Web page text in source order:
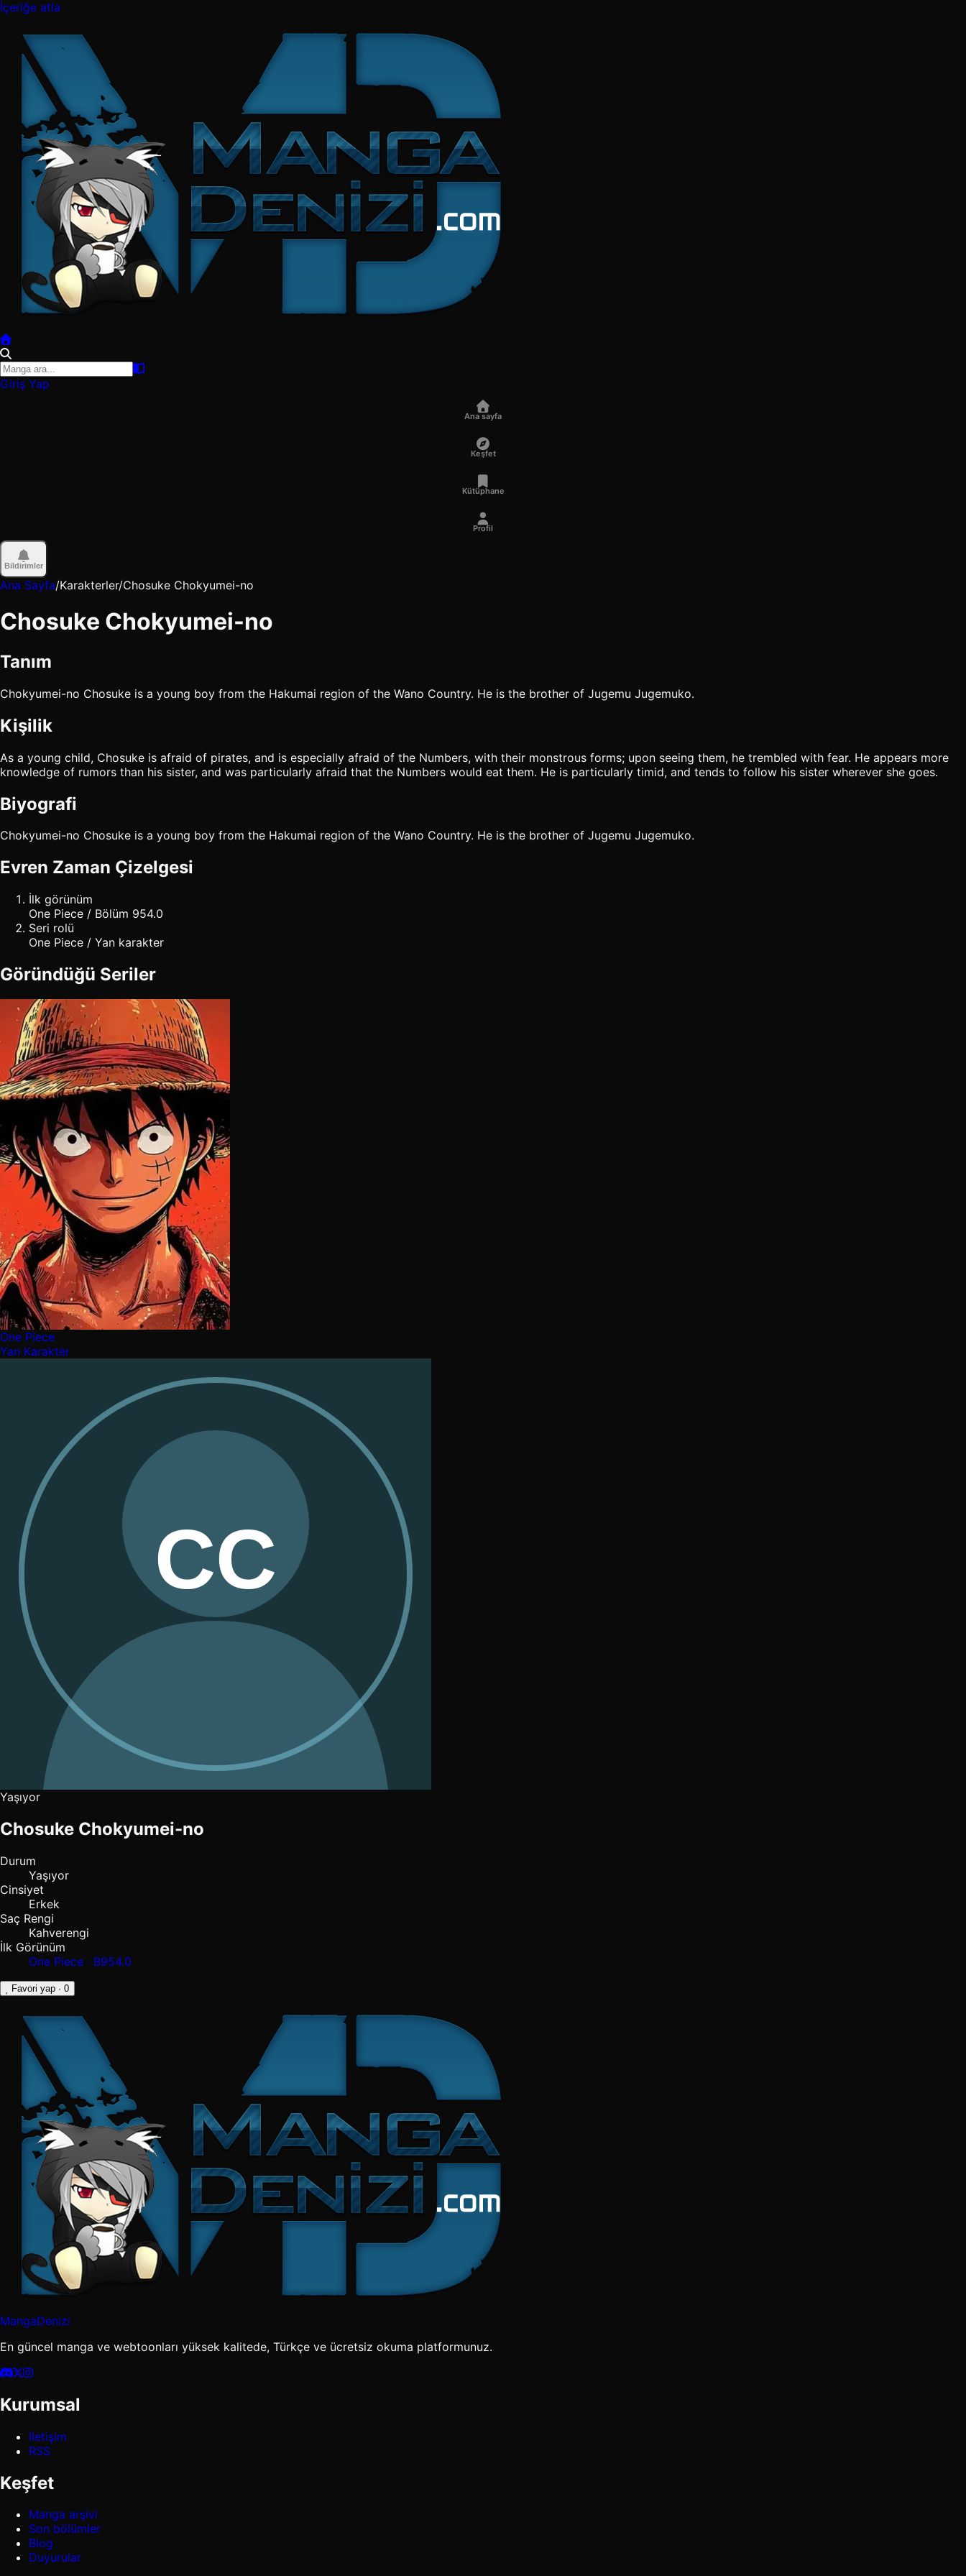
İçeriğe atla
Giriş Yap
Ana sayfa
Keşfet
Kütüphane
Profil
Bildirimler
Ana Sayfa/Karakterler/Chosuke Chokyumei-no
Chosuke Chokyumei-no
Tanım
Chokyumei-no Chosuke is a young boy from the Hakumai region of the Wano Country. He is the brother of Jugemu Jugemuko.
Kişilik
As a young child, Chosuke is afraid of pirates, and is especially afraid of the Numbers, with their monstrous forms; upon seeing them, he trembled with fear. He appears more
knowledge of rumors than his sister, and was particularly afraid that the Numbers would eat them. He is particularly timid, and tends to follow his sister wherever she goes.
Biyografi
Chokyumei-no Chosuke is a young boy from the Hakumai region of the Wano Country. He is the brother of Jugemu Jugemuko.
Evren Zaman Çizelgesi
İlk görünüm
One Piece / Bölüm 954.0
Seri rolü
One Piece / Yan karakter
Göründüğü Seriler
One Piece
Yan Karakter
Yaşıyor
Chosuke Chokyumei-no
Durum
Yaşıyor
Cinsiyet
Erkek
Saç Rengi
Kahverengi
İlk Görünüm
One Piece · B954.0
Favori yap · 0
MangaDenizi
En güncel manga ve webtoonları yüksek kalitede, Türkçe ve ücretsiz okuma platformunuz.
Kurumsal
İletişim
RSS
Keşfet
Manga arşivi
Son bölümler
Blog
Duyurular